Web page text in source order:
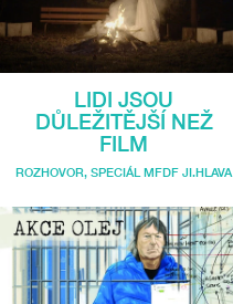
LIDI JSOU
DŮLEŽITĚJŠÍ NEŽ
FILM
ROZHOVOR SPECIÁL MFDF JI.HLAVA